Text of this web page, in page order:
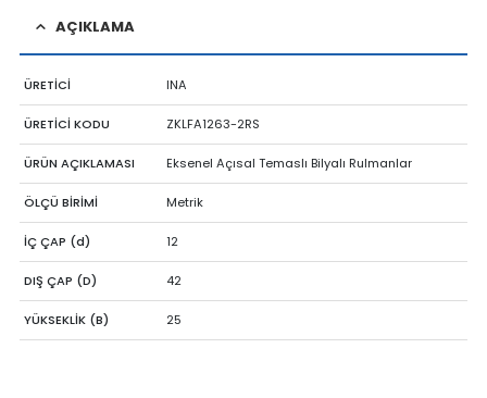
AÇIKLAMA
ÜRETİCİ INA
ÜRETİCİ KODU ZKLFA1263-2RS
ÜRÜN AÇIKLAMASI Eksenel Açısal Temaslı Bilyalı Rulmanlar
ÖLÇÜ BİRİMİ Metrik
İÇ ÇAP (d) 12
DIŞ ÇAP (D) 42
YÜKSEKLİK (B) 25